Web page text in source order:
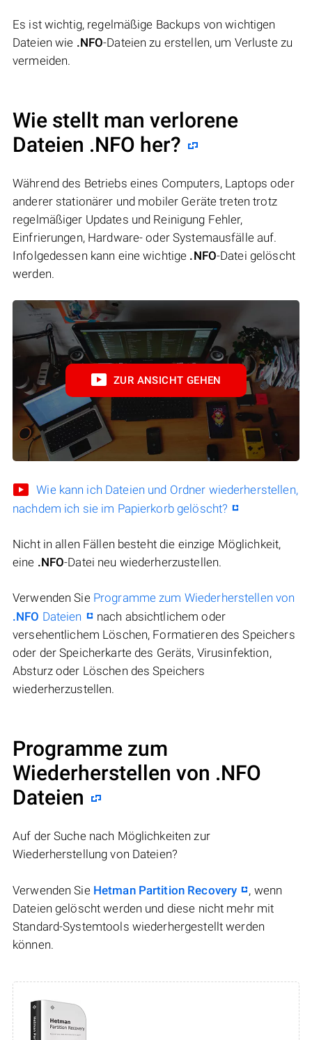
Es ist wichtig, regelmäßige Backups von wichtigen
Dateien wie .NFO-Dateien zu erstellen, um Verluste zu
vermeiden.
Wie stellt man verlorene
Dateien .NFO her?
Während des Betriebs eines Computers, Laptops oder
anderer stationärer und mobiler Geräte treten trotz
regelmäßiger Updates und Reinigung Fehler,
Einfrierungen, Hardware- oder Systemausfälle auf.
Infolgedessen kann eine wichtige .NFO-Datei gelöscht
werden.
ZUR ANSICHT GEHEN
Wie kann ich Dateien und Ordner wiederherstellen,
nachdem ich sie im Papierkorb gelöscht?
Nicht in allen Fällen besteht die einzige Möglichkeit,
eine .NFO-Datei neu wiederherzustellen.
Verwenden Sie Programme zum Wiederherstellen von
.NFO Dateien
nach absichtlichem oder
versehentlichem Löschen, Formatieren des Speichers
oder der Speicherkarte des Geräts, Virusinfektion,
Absturz oder Löschen des Speichers
wiederherzustellen.
Programme zum
Wiederherstellen von .NFO
Dateien
Auf der Suche nach Möglichkeiten zur
Wiederherstellung von Dateien?
Verwenden Sie Hetman Partition Recovery
, wenn
Dateien gelöscht werden und diese nicht mehr mit
Standard-Systemtools wiederhergestellt werden
können.